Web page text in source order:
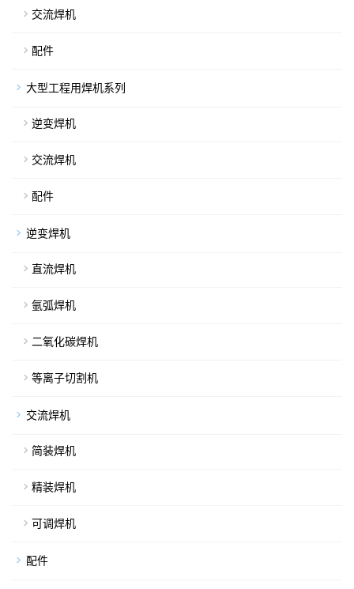
交流焊机
配件
大型工程用焊机系列
逆变焊机
交流焊机
配件
逆变焊机
直流焊机
氩弧焊机
二氧化碳焊机
等离子切割机
交流焊机
简装焊机
精装焊机
可调焊机
配件